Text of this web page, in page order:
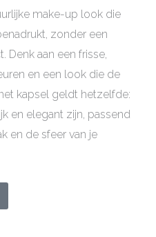
make-up look die
zonder een
Denk aan een frisse,
en een look die de
kapsel geldt hetzelfde:
en elegant zijn, passend
en de sfeer van je